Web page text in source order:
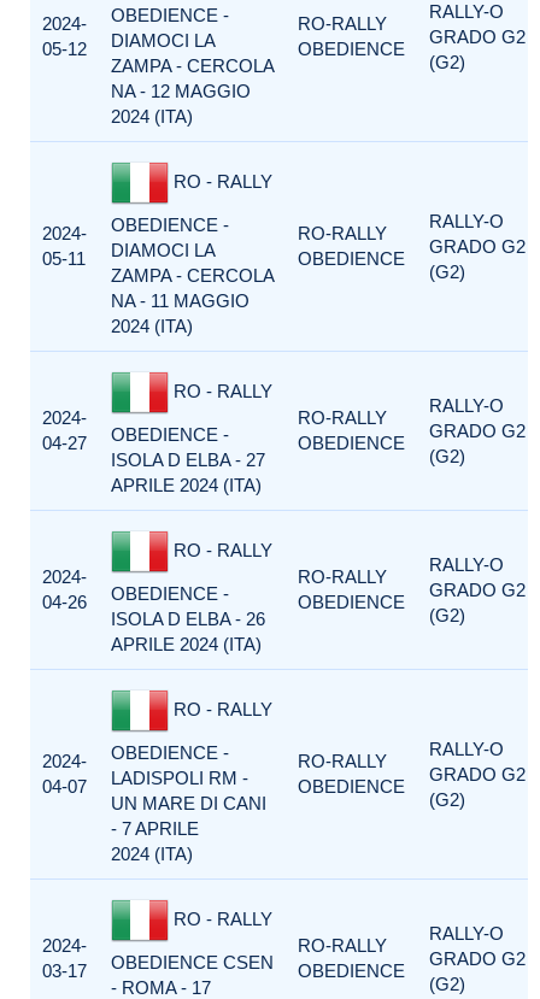
2024-
05-12
OBEDIENCE -
DIAMOCI LA
ZAMPA - CERCOLA
NA - 12 MAGGIO
2024 (ITA)
RO-RALLY
OBEDIENCE
RALLY-O
GRADO G2
(G2)
2024-
05-11
RO - RALLY
OBEDIENCE -
DIAMOCI LA
ZAMPA - CERCOLA
NA - 11 MAGGIO
2024 (ITA)
RO-RALLY
OBEDIENCE
RALLY-O
GRADO G2
(G2)
2024-
04-27
RO - RALLY
OBEDIENCE -
ISOLA D ELBA - 27
APRILE 2024 (ITA)
RO-RALLY
OBEDIENCE
RALLY-O
GRADO G2
(G2)
2024-
04-26
RO - RALLY
OBEDIENCE -
ISOLA D ELBA - 26
APRILE 2024 (ITA)
RO-RALLY
OBEDIENCE
RALLY-O
GRADO G2
(G2)
2024-
04-07
RO - RALLY
OBEDIENCE -
LADISPOLI RM -
UN MARE DI CANI
- 7 APRILE
2024 (ITA)
RO-RALLY
OBEDIENCE
RALLY-O
GRADO G2
(G2)
2024-
03-17
RO - RALLY
OBEDIENCE CSEN
- ROMA - 17
RO-RALLY
OBEDIENCE
RALLY-O
GRADO G2
(G2)